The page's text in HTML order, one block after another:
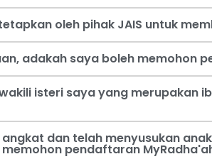
oleh pihak JAIS untuk
adakah saya boleh memohon
isteri saya yang merupakan
dan telah menyusukan
pendaftaran